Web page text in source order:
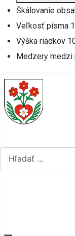
Škálovanie
Veľkosť písma
Výška riadkov
Medzery medzi